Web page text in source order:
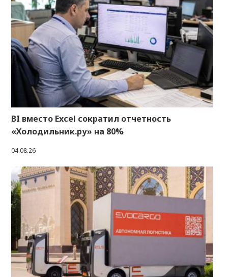
BI вместо Excel сократил отчетность
«Холодильник.ру» на 80%
04.08.26